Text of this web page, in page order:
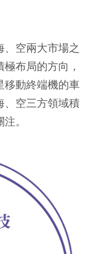
空兩大市場之
布局的方向，
移動終端機的車
、空三方領域積
。